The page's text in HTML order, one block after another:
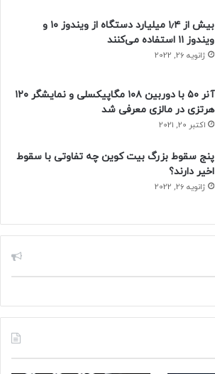
بیش از ۱٫۴ میلیارد دستگاه از ویندوز ۱۰ و
ویندوز ۱۱ استفاده می‌کنند
ژانویه 26, 2022
آنر ۵۰ با دوربین ۱۰۸ مگاپیکسلی و نمایشگر ۱۲۰
هرتزی در مالزی معرفی شد
اکتبر 20, 2021
پنج سقوط بزرگ بیت کوین چه تفاوتی با سقوط
اخیر دارند؟
ژانویه 26, 2022